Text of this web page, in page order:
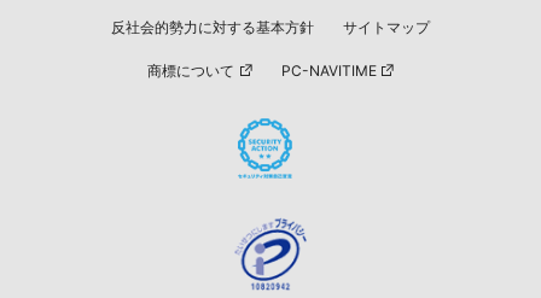
反社会的勢力に対する基本方針 サイトマップ
商標について PC-NAVITIME